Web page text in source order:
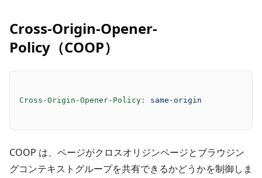
Cross-Origin-Opener-
Policy（COOP）
Cross-Origin-Opener-Policy : same-origin
COOP は、ページがクロスオリジンページとブラウジン
グコンテキストグループを共有できるかどうかを制御しま